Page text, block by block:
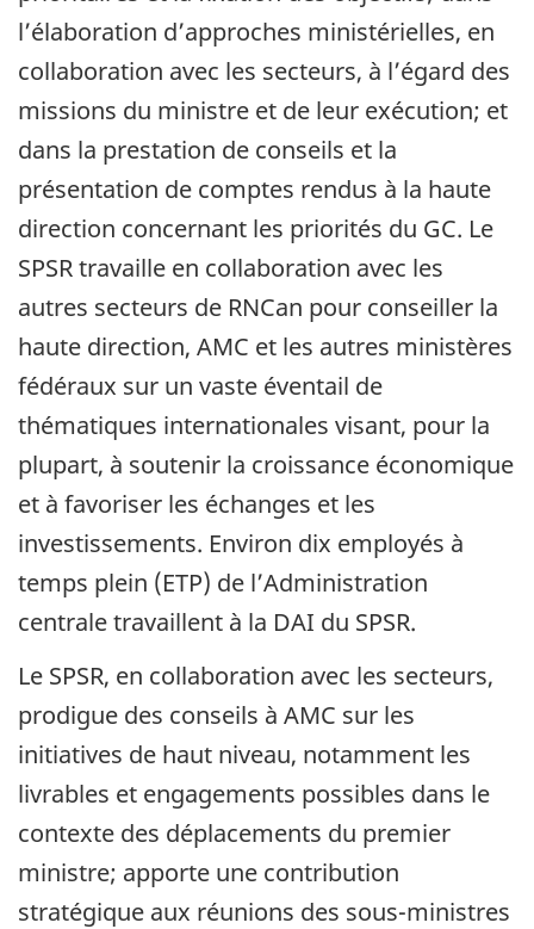
l’élaboration d’approches ministérielles, en
collaboration avec les secteurs, à l’égard des
missions du ministre et de leur exécution; et
dans la prestation de conseils et la
présentation de comptes rendus à la haute
direction concernant les priorités du GC. Le
SPSR travaille en collaboration avec les
autres secteurs de RNCan pour conseiller la
haute direction, AMC et les autres ministères
fédéraux sur un vaste éventail de
thématiques internationales visant, pour la
plupart, à soutenir la croissance économique
et à favoriser les échanges et les
investissements. Environ dix employés à
temps plein (ETP) de l’Administration
centrale travaillent à la DAI du SPSR.
Le SPSR, en collaboration avec les secteurs,
prodigue des conseils à AMC sur les
initiatives de haut niveau, notamment les
livrables et engagements possibles dans le
contexte des déplacements du premier
ministre; apporte une contribution
stratégique aux réunions des sous-ministres